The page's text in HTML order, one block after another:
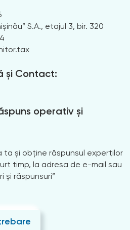
S.A., etajul 3, bir. 320
și Contact:
operativ și
și obține răspunsul experților
timp, la adresa de e-mail sau
și răspunsuri”